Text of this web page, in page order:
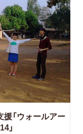
「ウォールアー
」